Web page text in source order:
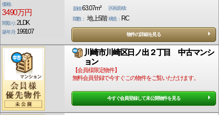
価格:
3490万円
間取り:2LDK
築年月: 199107
面積:63.07m²
区画面積:
階数： 地上5階 構造： RC
物件の詳細を見る
川崎市川崎区日ノ出２丁目 中古マンシ
ョン
【会員様限定物件】
無料会員登録で今すぐこの物件をご覧いただけます。
今すぐ会員登録して未公開物件を見る